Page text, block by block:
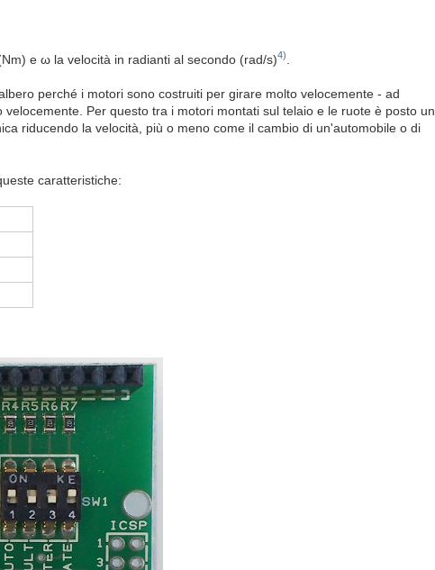
e ω la velocità in radianti al secondo (rad/s)4)
perché i motori sono costruiti per girare molto velocemente - ad
Per questo tra i motori montati sul telaio e le ruote è posto un
riducendo la velocità, più o meno come il cambio di un'automobile o di
caratteristiche: